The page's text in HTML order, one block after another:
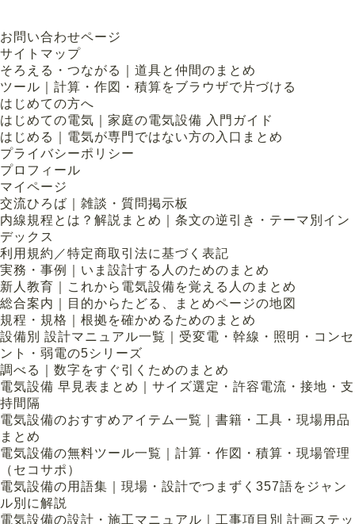
お問い合わせページ
サイトマップ
そろえる・つながる｜道具と仲間のまとめ
ツール｜計算・作図・積算をブラウザで片づける
はじめての方へ
はじめての電気｜家庭の電気設備 入門ガイド
はじめる｜電気が専門ではない方の入口まとめ
プライバシーポリシー
プロフィール
マイページ
交流ひろば｜雑談・質問掲示板
内線規程とは？解説まとめ｜条文の逆引き・テーマ別イン
デックス
利用規約／特定商取引法に基づく表記
実務・事例｜いま設計する人のためのまとめ
新人教育｜これから電気設備を覚える人のまとめ
総合案内｜目的からたどる、まとめページの地図
規程・規格｜根拠を確かめるためのまとめ
設備別 設計マニュアル一覧｜受変電・幹線・照明・コンセ
ント・弱電の5シリーズ
調べる｜数字をすぐ引くためのまとめ
電気設備 早見表まとめ｜サイズ選定・許容電流・接地・支
持間隔
電気設備のおすすめアイテム一覧｜書籍・工具・現場用品
まとめ
電気設備の無料ツール一覧｜計算・作図・積算・現場管理
（セコサポ）
電気設備の用語集｜現場・設計でつまずく357語をジャン
ル別に解説
電気設備の設計・施工マニュアル｜工事項目別 計画ステッ